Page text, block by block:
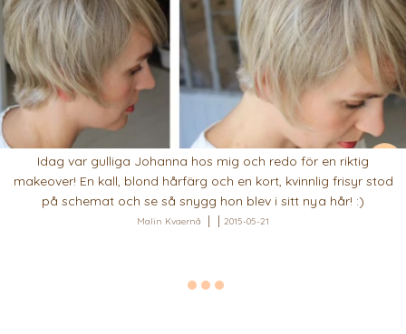
Idag var gulliga Johanna hos mig och redo för en riktig
makeover! En kall, blond hårfärg och en kort, kvinnlig frisyr stod
på schemat och se så snygg hon blev i sitt nya hår! :)
Malin Kvaernå 2015-05-21